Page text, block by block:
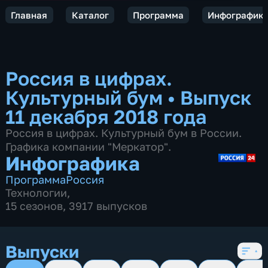
Главная Каталог Программа
Россия в цифрах.
Культурный бум • Выпуск
11 декабря 2018 года
Россия в цифрах. Культурный бум в России.
Графика компании "Меркатор".
Инфографика
ПрограммаРоссия
Технологии,
15 сезонов, 3917 выпусков
Выпуски